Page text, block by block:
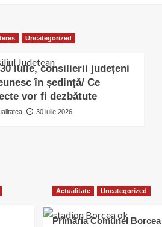
Uncategorized
iulie, consilierii județeni
în ședință/ Ce
vor fi dezbătute
30 iulie 2026
Actualitate Uncategorized
Primăria Comunei Borcea